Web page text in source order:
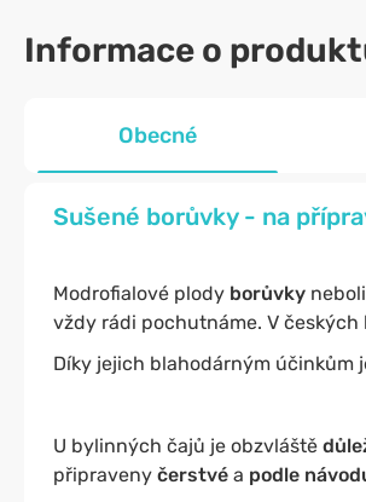
Informace o
Obecné
Sušené borůvky - na
Modrofialové plody borůvky neboli
vždy rádi pochutnáme. V
Díky jejich blahodárným účinkům
U bylinných čajů je obzvláště
připraveny čerstvéa podle